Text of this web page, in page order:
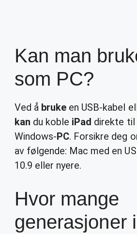
Kan man
som PC?
Ved å bruke en USB-kabel
kan du koble iPad direkte til
Windows-PC. Forsikre deg
av følgende: Mac med en
10.9 eller nyere.
Hvor mange
generasjoner